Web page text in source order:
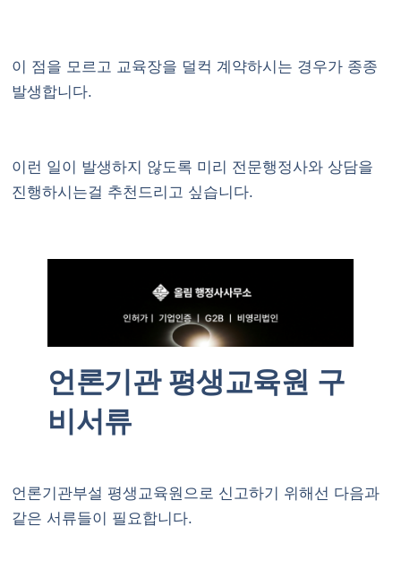
이 점을 모르고 교육장을 덜컥 계약하시는 경우가 종종
발생합니다.
이런 일이 발생하지 않도록 미리 전문행정사와 상담을
진행하시는걸 추천드리고 싶습니다.
언론기관 평생교육원 구
비서류
언론기관부설 평생교육원으로 신고하기 위해선 다음과
같은 서류들이 필요합니다.